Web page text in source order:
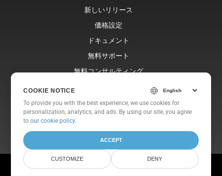
新しいリリース
価格設定
ドキュメント
無料サポート
無料コンサルティング
ウェブサイト
約
© Aspose Pty Ltd 2001-2026. 全著作権所有.
COOKIE NOTICE
To provide you with the best experience, we use cookies for
personalization, analytics, and ads. By using our site, you agree
toour cookie policy.
ACCEPT
CUSTOMIZE DENY